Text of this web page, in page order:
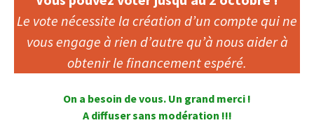
Le vote nécessite la création d’un compte qui ne
vous engage à rien d’autre qu’à nous aider à
obtenir le financement espéré.
On a besoin de vous. Un grand merci !
A diffuser sans modération !!!